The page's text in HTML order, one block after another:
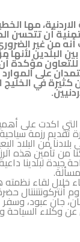
مها
أن تتحسن
أنه من غير
البلدين
مؤكدة أن
على الموارد
كثيرة في
التي اكدت على
تقديم رزمة
من البلاد
من تأمين هذه
جيدة لبلدينا
خلال لقاء
أنتركونتننتال
جان عبود،
عن وكلاء السياحة